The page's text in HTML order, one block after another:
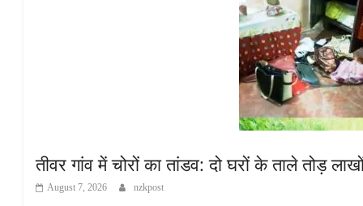
तीवर गांव में चोरों का तांडव: दो घरों के ताले तोड़
August 7, 2026 nzkpost